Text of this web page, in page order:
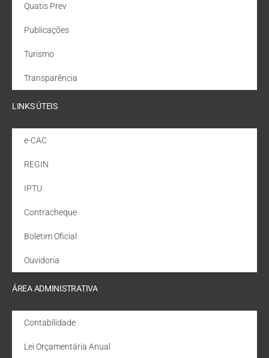
Quatis Prev
Publicações
Turismo
Transparência
LINKS ÚTEIS
e-CAC
REGIN
IPTU
Contracheque
Boletim Oficial
Ouvidoria
ÁREA ADMINISTRATIVA
Contabilidade
Lei Orçamentária Anual